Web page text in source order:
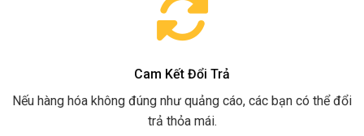
Cam Kết Đổi Trả
Nếu hàng hóa không đúng như quảng cáo, các bạn có thể đổi
trả thỏa mái.